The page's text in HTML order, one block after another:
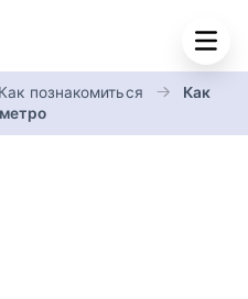
Как познакомиться
Как